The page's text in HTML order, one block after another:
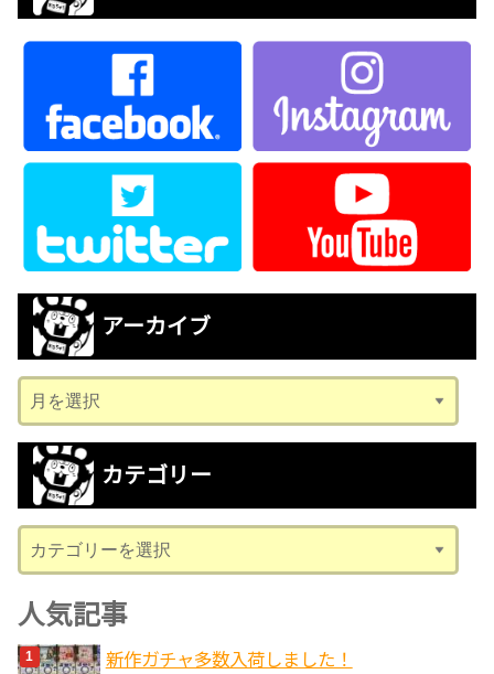
アーカイブ
ー
カ
ブ
カテゴリー
テ
ゴ
リ
ー
人気記事
新作ガチャ多数入荷しました！